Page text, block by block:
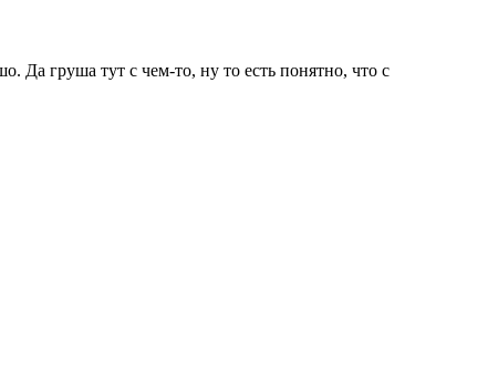
Да груша тут с чем-то, ну то есть понятно, что с